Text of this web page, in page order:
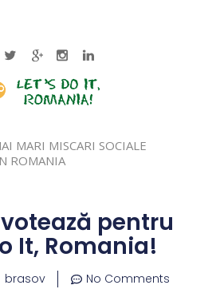
MARI MISCARI SOCIALE
ROMANIA
pentru
It, Romania!
brasov No Comments